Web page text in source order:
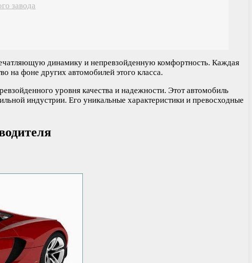
завода
динамику и непревзойденную комфортность. Каждая
на фоне других автомобилей этого класса.
уровня качества и надежности. Этот автомобиль
индустрии. Его уникальные характеристики и превосходные